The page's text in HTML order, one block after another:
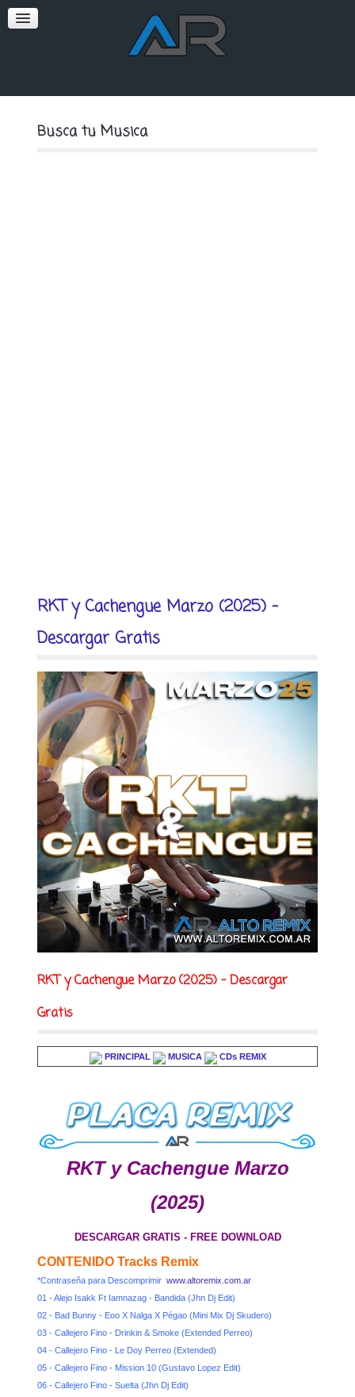
SOFT
Busca tu Musica
RKT y Cachengue Marzo (2025) -
Descargar Gratis
RKT y Cachengue Marzo (2025) - Descargar
Gratis
PRINCIPAL MUSICA CDs REMIX
RKT y Cachengue Marzo
(2025)
DESCARGAR GRATIS - FREE DOWNLOAD
CONTENIDO Tracks Remix
*Contraseña para Descomprimir www.altoremix.com.ar
01 - Alejo Isakk Ft Iamnazag - Bandida (Jhn Dj Edit)
02 - Bad Bunny - Eoo X Nalga X Pégao (Mini Mix Dj Skudero)
03 - Callejero Fino - Drinkin & Smoke (Extended Perreo)
04 - Callejero Fino - Le Doy Perreo (Extended)
05 - Callejero Fino - Mission 10 (Gustavo Lopez Edit)
06 - Callejero Fino - Suelta (Jhn Dj Edit)